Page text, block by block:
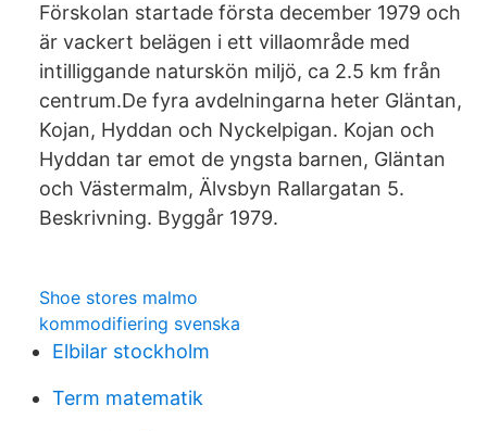
Förskolan startade första december 1979 och
är vackert belägen i ett villaområde med
intilliggande naturskön miljö, ca 2.5 km från
centrum.De fyra avdelningarna heter Gläntan,
Kojan, Hyddan och Nyckelpigan. Kojan och
Hyddan tar emot de yngsta barnen, Gläntan
och Västermalm, Älvsbyn Rallargatan 5.
Beskrivning. Byggår 1979.
Shoe stores malmo
kommodifiering svenska
Elbilar stockholm
Term matematik